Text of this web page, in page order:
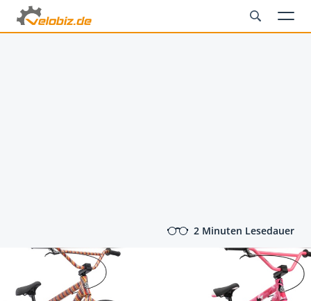
2 Minuten Lesedauer